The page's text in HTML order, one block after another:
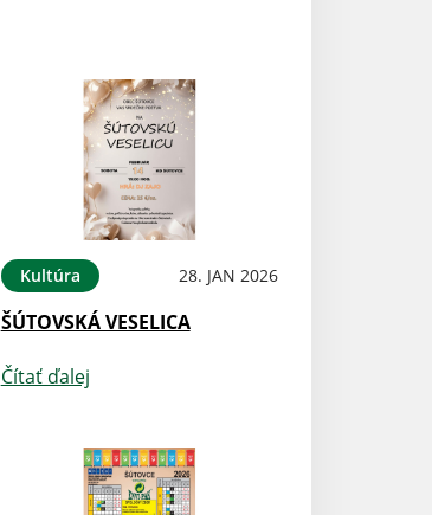
Kultúra 28. JAN 2026
ŠÚTOVSKÁ VESELICA
Čítať ďalej